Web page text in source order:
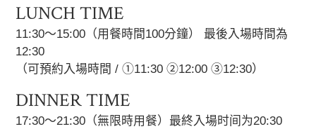
LUNCH TIME
11:30～15:00（用餐時間100分鐘） 最後入場時間為
12:30
（可預約入場時間 / ①11:30 ②12:00 ③12:30）
DINNER TIME
17:30～21:30（無限時用餐）最終入場时间为20:30